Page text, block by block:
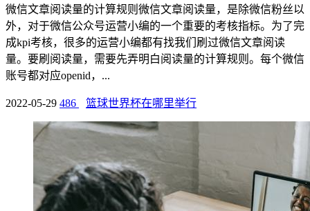
微信文章阅读量的计算规则微信文章阅读量，是除微信粉丝以
外，对于微信公众号运营小编的一个重要的考核指标。为了完
成kpi考核，很多的运营小编都有找我们刷过微信文章阅读
量。要刷阅读量，需要先弄明白阅读量的计算规则。每个微信
账号都对应openid，...
2022-05-29 486 篮球世界杯在哪里举行